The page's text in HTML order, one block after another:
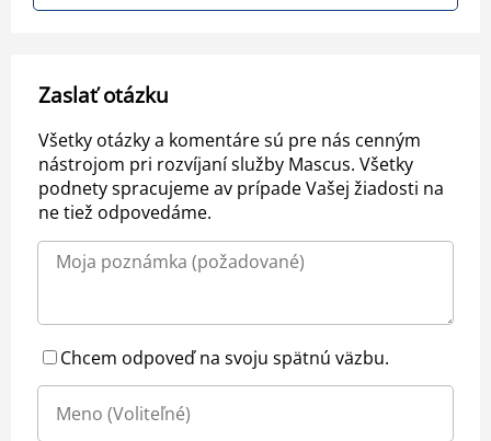
Zaslať otázku
Všetky otázky a komentáre sú pre nás cenným
nástrojom pri rozvíjaní služby Mascus. Všetky
podnety spracujeme av prípade Vašej žiadosti na
ne tiež odpovedáme.
Chcem odpoveď na svoju spätnú väzbu.